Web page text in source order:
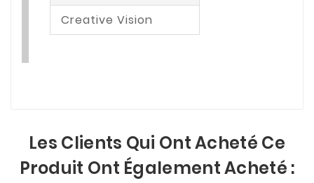
Creative Vision
Les Clients Qui Ont Acheté Ce
Produit Ont Également Acheté :